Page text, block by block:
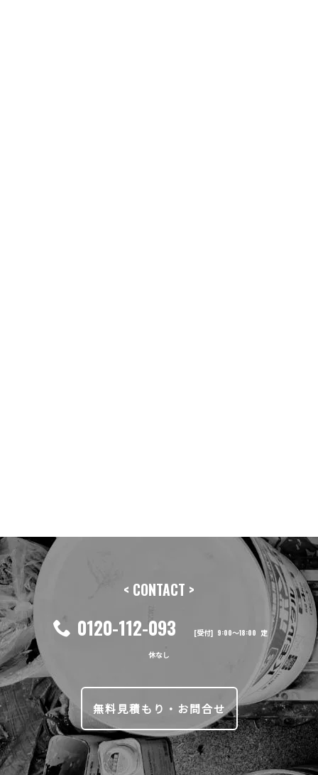
< CONTACT >
0120-112-093 [受付] 9:00〜18:00 定
休なし
無料見積もり・お問合せ